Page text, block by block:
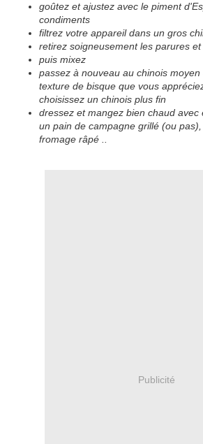
goûtez et ajustez avec le piment
condiments
filtrez votre appareil dans un gros
retirez soigneusement les parures
puis mixez
passez à nouveau au chinois
texture de bisque que vous
choisissez un chinois plus fin
dressez et mangez bien chaud avec
un pain de campagne grillé (ou
fromage râpé ..
Publicité